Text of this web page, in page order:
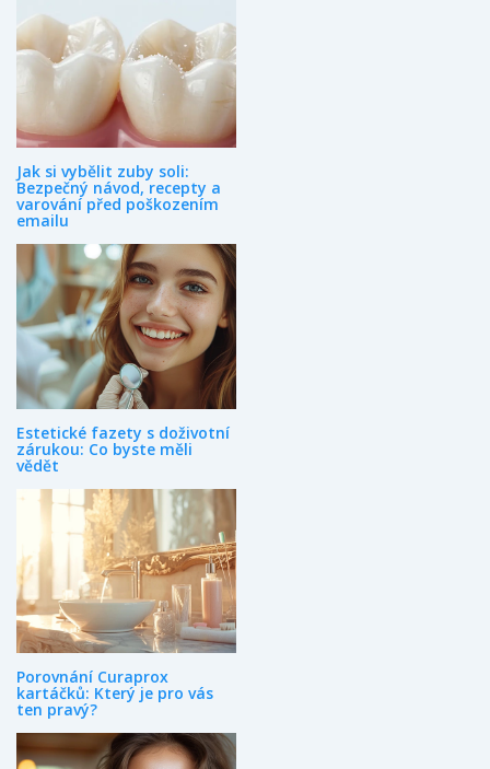
Jak si vybělit zuby soli:
Bezpečný návod, recepty a
varování před poškozením
emailu
Estetické fazety s doživotní
zárukou: Co byste měli
vědět
Porovnání Curaprox
kartáčků: Který je pro vás
ten pravý?